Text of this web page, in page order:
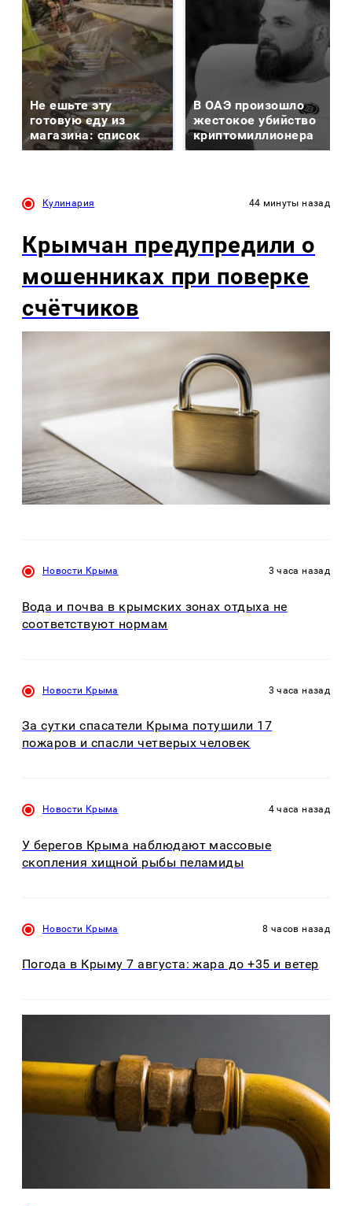
Не ешьте эту
готовую еду из
магазина: список
В ОАЭ произошло
жестокое убийство
криптомиллионера
Кулинария 44 минуты назад
Крымчан предупредили о
мошенниках при поверке
счётчиков
Новости Крыма 3 часа назад
Вода и почва в крымских зонах отдыха не
соответствуют нормам
Новости Крыма 3 часа назад
За сутки спасатели Крыма потушили 17
пожаров и спасли четверых человек
Новости Крыма 4 часа назад
У берегов Крыма наблюдают массовые
скопления хищной рыбы пеламиды
Новости Крыма 8 часов назад
Погода в Крыму 7 августа: жара до +35 и ветер